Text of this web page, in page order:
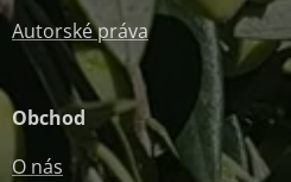
Autorské práva
Obchod
O nás